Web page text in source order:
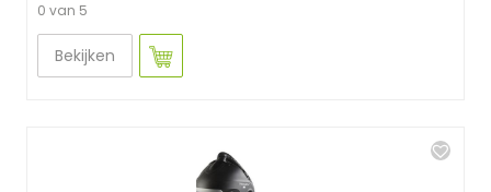
0 van 5
Bekijken